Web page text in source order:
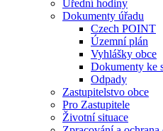
Úřední hodiny
Dokumenty úřadu
Czech POINT
Územní plán
Vyhlášky obce
Dokumenty ke
Odpady
Zastupitelstvo obce
Pro Zastupitele
Životní situace